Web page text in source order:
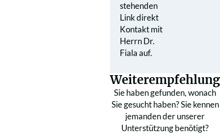
stehenden
Link direkt
Kontakt mit
Herrn Dr.
Fiala auf.
Weiterempfehlung
Sie haben gefunden, wonach
Sie gesucht haben? Sie kennen
jemanden der unserer
Unterstützung benötigt?